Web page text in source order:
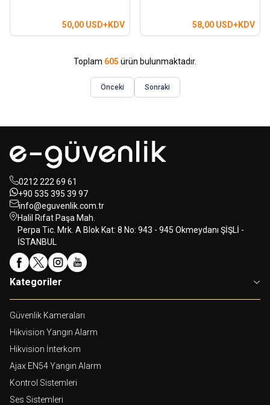
50,00 USD+KDV 58,00 USD+KDV
Toplam 605 ürün bulunmaktadır.
Önceki Sonraki
0212 222 69 61
+90 535 395 39 97
info@eguvenlik.com.tr
Halil Rıfat Paşa Mah.
Perpa Tic. Mrk. A Blok Kat: 8 No: 943 - 945 Okmeydanı ŞİŞLİ -
İSTANBUL
Kategoriler
Güvenlik Kameraları
Hikvision Yangın Alarm
Hikvision İnterkom
Ajax EN54 Yangın Alarm
Kontrol Sistemleri
Ses Sistemleri